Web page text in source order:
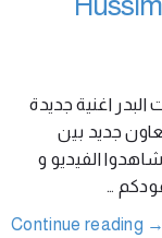
البدر اغنية جديدة
جديد بين
الفيديو و
…
Continue reading →